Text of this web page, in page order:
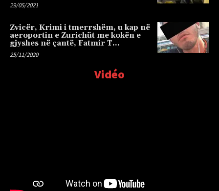
29/05/2021
Zvicër, Krimi i tmerrshëm, u kap në
aeroportin e Zurichüt me kokën e
gjyshes në çantë, Fatmir T…
25/11/2020
Vidéo